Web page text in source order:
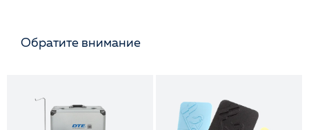
Обратите внимание